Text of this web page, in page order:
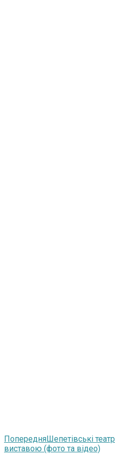
ПопередняШепетівські
виставою (фото та відео)